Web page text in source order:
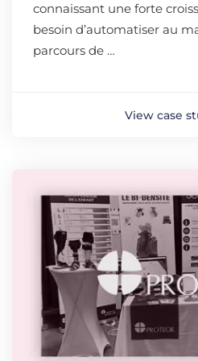
connaissant une forte
besoin d’automatiser au
parcours de …
View case